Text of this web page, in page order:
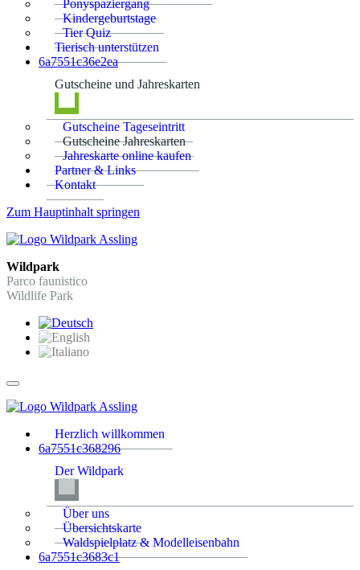
Ponyspaziergang
Kindergeburtstage
Tier Quiz
Tierisch unterstützen
6a7551c36e2ea
Gutscheine und Jahreskarten
Gutscheine Tageseintritt
Gutscheine Jahreskarten
Jahreskarte online kaufen
Partner & Links
Kontakt
Zum Hauptinhalt springen
Wildpark
Parco faunistico
Wildlife Park
Herzlich willkommen
6a7551c368296
Der Wildpark
Über uns
Übersichtskarte
Waldspielplatz & Modelleisenbahn
6a7551c3683c1